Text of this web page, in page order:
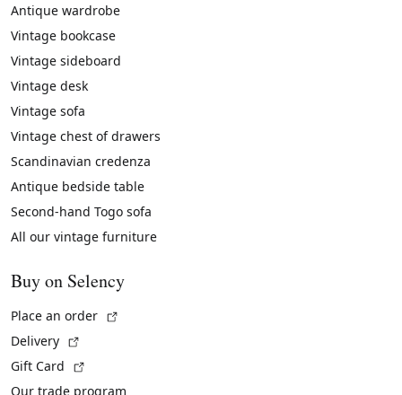
Antique wardrobe
Vintage bookcase
Vintage sideboard
Vintage desk
Vintage sofa
Vintage chest of drawers
Scandinavian credenza
Antique bedside table
Second-hand Togo sofa
All our vintage furniture
Buy on Selency
Place an order
Delivery
Gift Card
Our trade program